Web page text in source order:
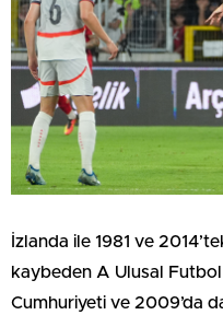
İzlanda ile 1981 ve
kaybeden A Ulusal
Cumhuriyeti ve 2009’da